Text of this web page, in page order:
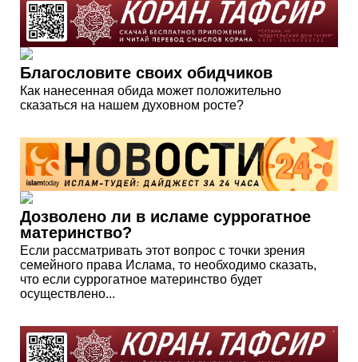
Благословите своих обидчиков
Как нанесенная обида может положительно
сказаться на нашем духовном росте?
Дозволено ли в исламе суррогатное
материнство?
Если рассматривать этот вопрос с точки зрения
семейного права Ислама, то необходимо сказать,
что если суррогатное материнство будет
осуществлено...